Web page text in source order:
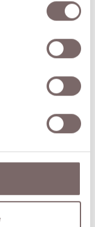
części
sprawiają, że
i dopracowane
rozmiar M